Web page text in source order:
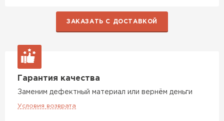
ЗАКАЗАТЬ С ДОСТАВКОЙ
Гарантия качества
Заменим дефектный материал или вернём деньги
Условия возврата